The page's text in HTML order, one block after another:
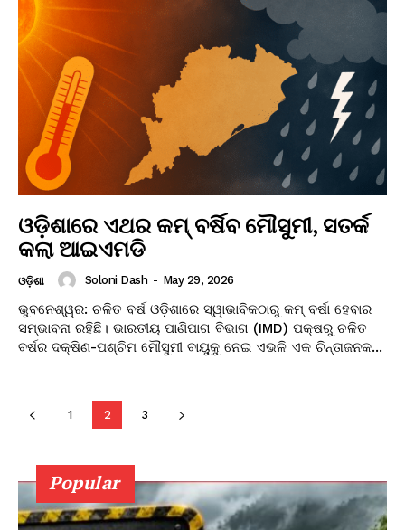
ଓଡ଼ିଶାରେ ଏଥର କମ୍ ବର୍ଷିବ ମୌସୁମୀ, ସତର୍କ
କଲା ଆଇଏମଡି
ଓଡ଼ିଶା Soloni Dash - May 29, 2026
ଭୁବନେଶ୍ୱର: ଚଳିତ ବର୍ଷ ଓଡ଼ିଶାରେ ସ୍ୱାଭାବିକଠାରୁ କମ୍ ବର୍ଷା ହେବାର
ସମ୍ଭାବନା ରହିଛି। ଭାରତୀୟ ପାଣିପାଗ ବିଭାଗ (IMD) ପକ୍ଷରୁ ଚଳିତ
ବର୍ଷର ଦକ୍ଷିଣ-ପଶ୍ଚିମ ମୌସୁମୀ ବାୟୁକୁ ନେଇ ଏଭଳି ଏକ ଚିନ୍ତାଜନକ...
1 2 3
Popular